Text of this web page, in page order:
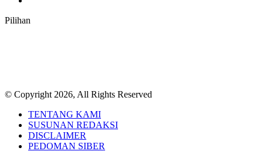
Pilihan
© Copyright 2026, All Rights Reserved
TENTANG KAMI
SUSUNAN REDAKSI
DISCLAIMER
PEDOMAN SIBER